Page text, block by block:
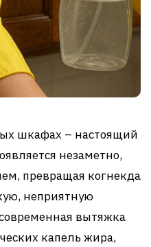
шкафах – настоящий
незаметно,
превращая когнекда
неприятную
вытяжка
капель жира,